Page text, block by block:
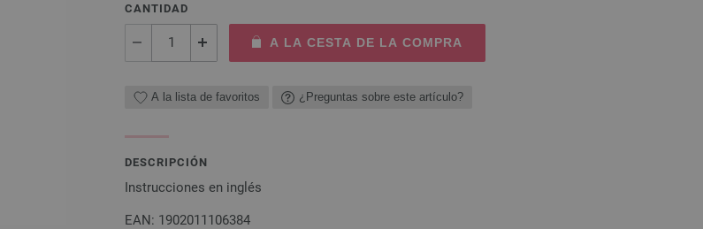
CANTIDAD
A LA CESTA DE LA COMPRA
A la lista de favoritos ¿Preguntas sobre este artículo?
DESCRIPCIÓN
Instrucciones en inglés
EAN: 1902011106384